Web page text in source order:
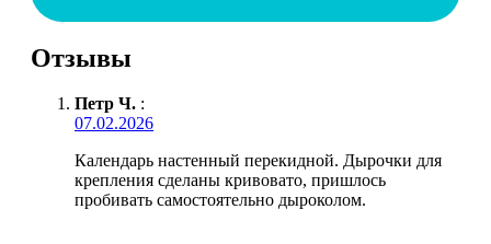
Отзывы
Петр Ч. :
07.02.2026
Календарь настенный перекидной. Дырочки для
крепления сделаны кривовато, пришлось
пробивать самостоятельно дыроколом.